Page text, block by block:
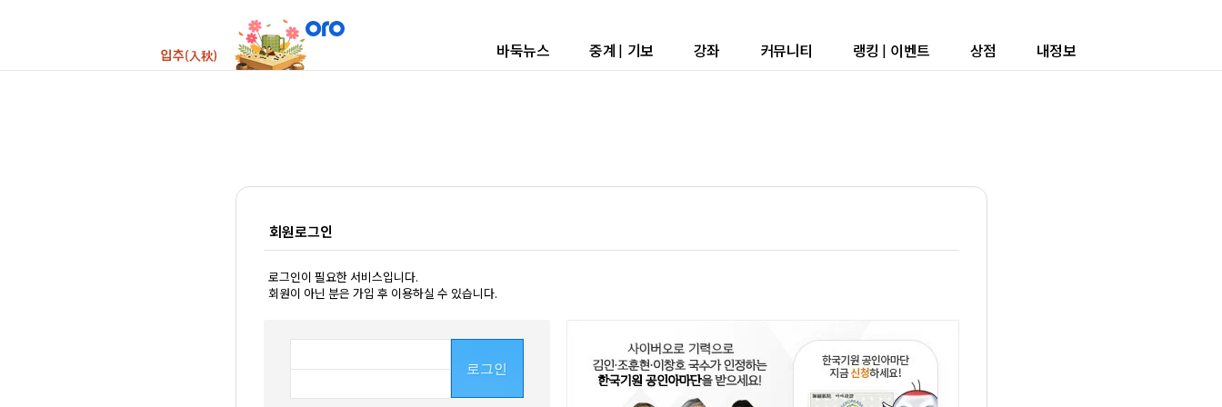
바둑뉴스 중계 | 기보 강좌 커뮤니티 랭킹 | 이벤트 상점 내정보
회원로그인
로그인이 필요한 서비스입니다.
회원이 아닌 분은 가입 후 이용하실 수 있습니다.
로그인